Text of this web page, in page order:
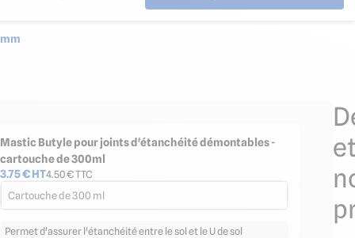
Mastic Butyle pour joints d'étanchéité démontables -
cartouche de 300ml
3.75€ HT4.50€ TTC
Cartouche de 300 ml
Permet d'assurer l'étanchéité entre le sol et le U de sol